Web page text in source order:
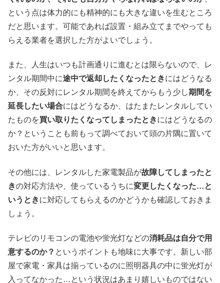
という点は体力的にも精神的にも大きな違いを生むところ
だと思います。可能であれば設置・組み立てまでやっても
らえる業者を選択した方がよいでしょう。
また、人生はいつも計画通りに進むとは限らないので、レ
ンタル期間中に途中で返却したくなったときにはどうなる
か、その反対にレンタル期間を終えてからもう少し期間を
延長したい場合にはどうなるか、はたまたレンタルしてい
たものを買い取りたくなってしまったときにはどうなるの
か？ということも前もって調べておいて頭の片隅に置いて
おいた方がいいと思います。
その他には、レンタルした家電製品が故障してしまったと
きの対応方法や、使っているうちに変更したくなった…と
いうときに対応してもらえるのかどうかも確認しておきま
しょう。
テレビのリモコンの電池や蛍光灯などの消耗品は自分で用
意するのか？ というポイントも地味に大事です。新しい部
屋で家電・家具は揃っているのに照明器具の中に蛍光灯が
入ってなかった…という状況はあまり嬉しいものではない